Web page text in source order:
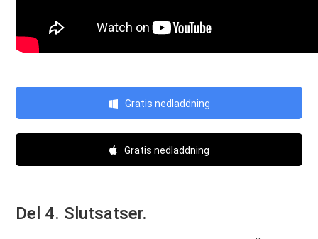
Gratis nedladdning
Gratis nedladdning
Del 4. Slutsatser.